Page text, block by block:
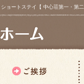
ョートステイ【 中心荘第一・